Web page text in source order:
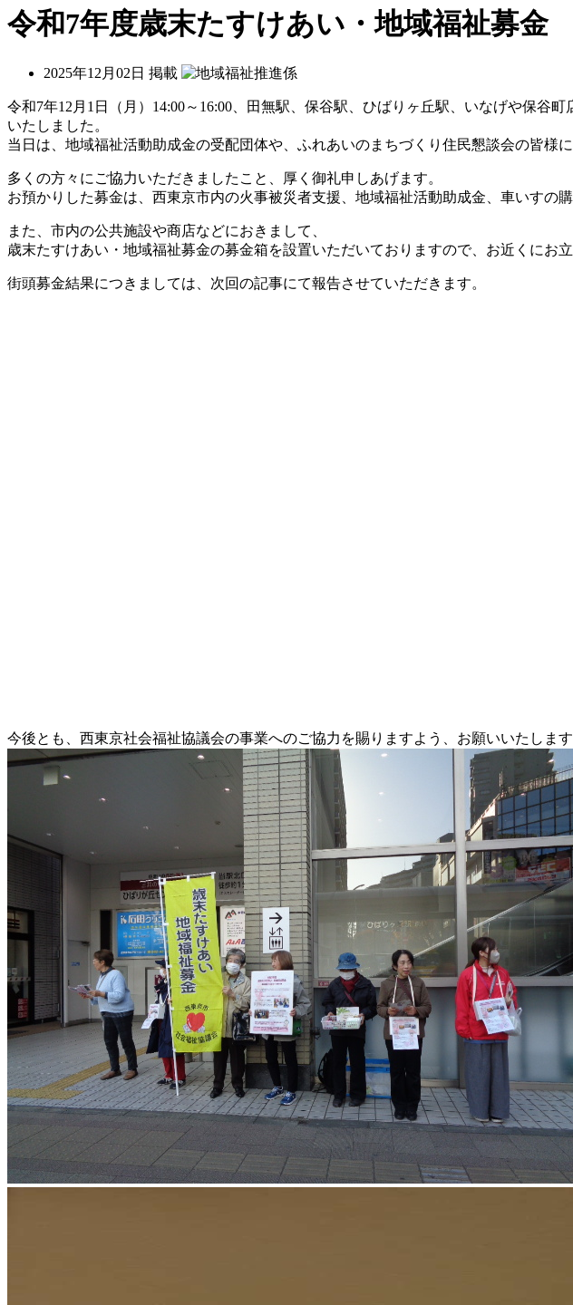
令和7年度歳末たすけあい・地域福祉募金
2025年12月02日 掲載
令和7年12 月 1 日（月） 14:00～ 16:00 、田無駅、保谷駅、ひばりヶ丘駅、いなげや保谷
いたしました。
当日は、地域福祉活動助成金の受配団体や、ふれあいのまちづくり住民懇談会の皆様
多くの方々にご協力いただきましたこと、厚く御礼申しあげます。
お預かりした募金は、西東京市内の火事被災者支援、地域福祉活動助成金、車いすの
また、市内の公共施設や商店などにおきまして、
歳末たすけあい・地域福祉募金の募金箱を設置いただいておりますので、お近くにお
街頭募金結果につきましては、次回の記事にて報告させていただきます。
今後とも、西東京社会福祉協議会の事業へのご協力を賜りますよう、お願いいたします